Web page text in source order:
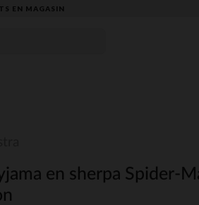
EN MAGASIN​
en sherpa Spider-